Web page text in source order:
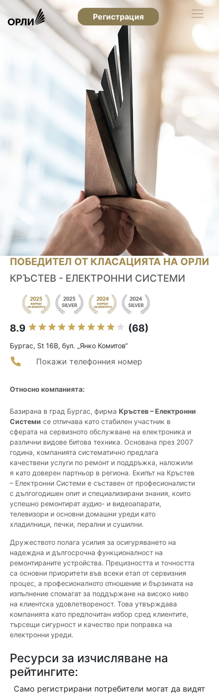
Регистрация
ПОБЕДИТЕЛ ОТ КЛАСАЦИЯТА НА ОРЛИ
КРЪСТЕВ - ЕЛЕКТРОННИ СИСТЕМИ
8.9 (68)
Бургас, St 16В, бул. „Янко Комитов“
Покажи телефонния номер
Относно компанията:
Базирана в град Бургас, фирма Кръстев – Електронни
Системи се отличава като стабилен участник в
сферата на сервизното обслужване на електроника и
различни видове битова техника. Основана през 2007
година, компанията систематично предлага
качествени услуги по ремонт и поддръжка, наложили
я като доверен партньор в региона. Екипът на Кръстев
– Електронни Системи е съставен от професионалисти
с дългогодишен опит и специализирани знания, които
успешно ремонтират аудио- и видеоапарати,
телевизори и основни домашни уреди като
хладилници, печки, перални и сушилни.
Дружеството полага усилия за осигуряването на
надеждна и дългосрочна функционалност на
ремонтираните устройства. Прецизността и точността
са основни приоритети във всеки етап от сервизния
процес, а професионалното отношение и бързината на
изпълнение спомагат за поддържане на високо ниво
на клиентска удовлетвореност. Това утвърждава
компанията като предпочитан избор сред клиентите,
търсещи сигурност и качество при поправка на
електронни уреди.
Ресурси за изчисляване на
рейтингите:
Само регистрирани потребители могат да видят